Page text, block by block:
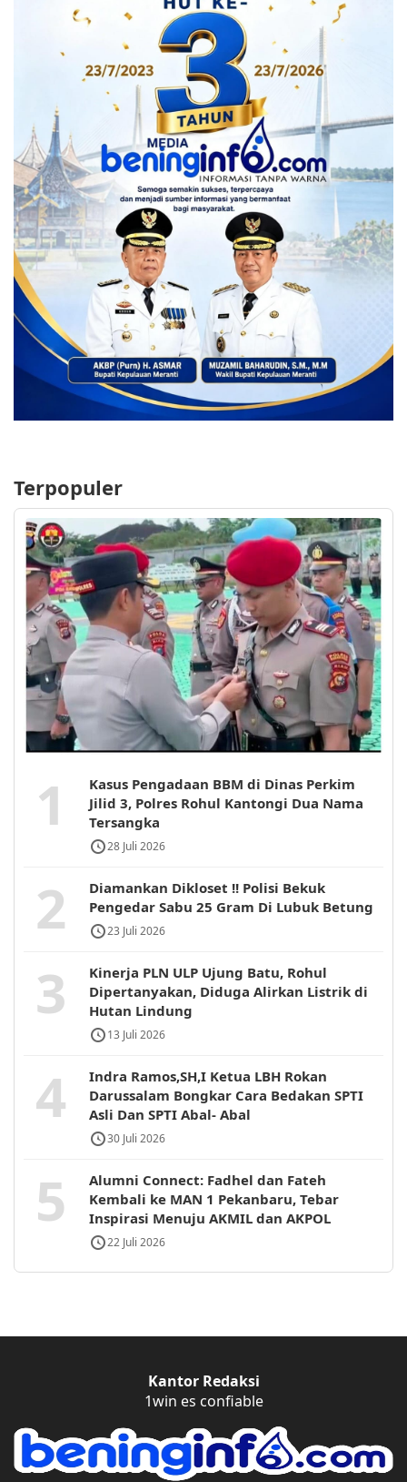
Terpopuler
1
Kasus Pengadaan BBM di Dinas Perkim
Jilid 3, Polres Rohul Kantongi Dua Nama
Tersangka
28 Juli 2026
2
Diamankan Dikloset !! Polisi Bekuk
Pengedar Sabu 25 Gram Di Lubuk Betung
23 Juli 2026
3
Kinerja PLN ULP Ujung Batu, Rohul
Dipertanyakan, Diduga Alirkan Listrik di
Hutan Lindung
13 Juli 2026
4
Indra Ramos,SH,I Ketua LBH Rokan
Darussalam Bongkar Cara Bedakan SPTI
Asli Dan SPTI Abal- Abal
30 Juli 2026
5
Alumni Connect: Fadhel dan Fateh
Kembali ke MAN 1 Pekanbaru, Tebar
Inspirasi Menuju AKMIL dan AKPOL
22 Juli 2026
Kantor Redaksi
1win es confiable